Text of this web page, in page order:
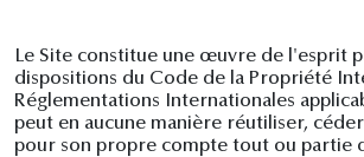
Le Site constitue une œuvre de l'esprit
dispositions du Code de la Propriété
Réglementations Internationales
peut en aucune manière réutiliser,
pour son propre compte tout ou partie